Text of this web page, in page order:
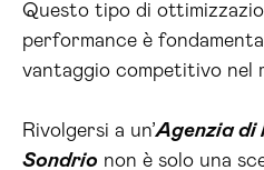
Questo tipo di
performance è
vantaggio competitivo nel
Rivolgersi a un’Agenzia di
Sondrio non è solo una